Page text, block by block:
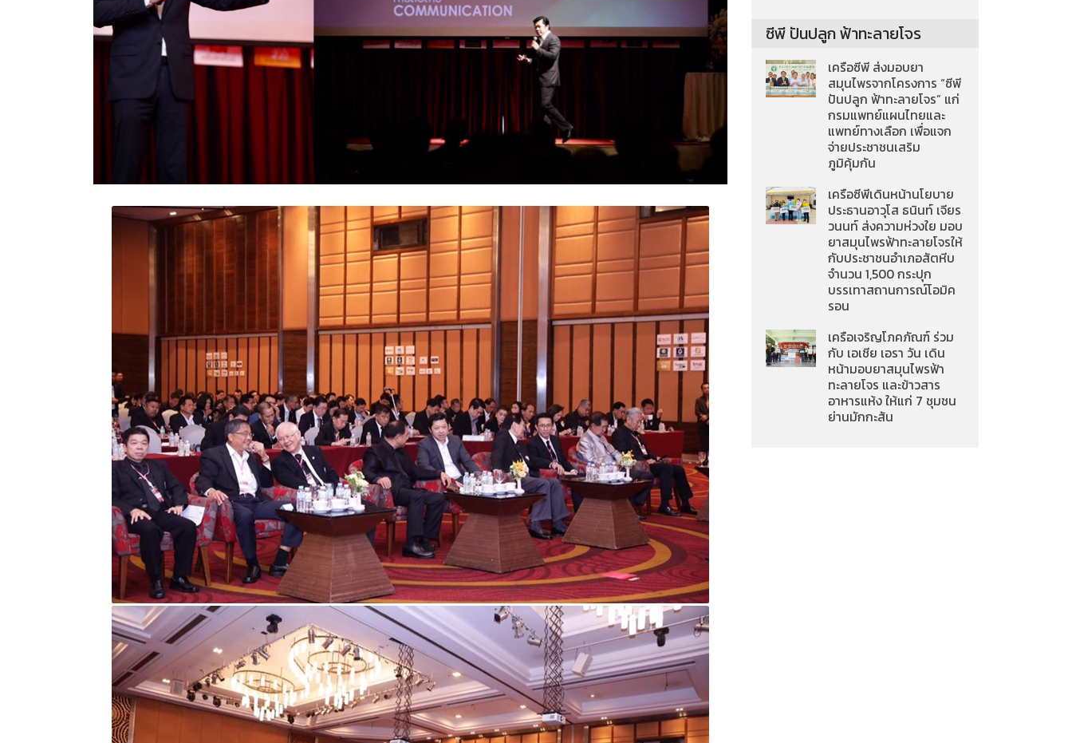
ซีพี ปันปลูก ฟ้าทะลายโจร
เครือซีพี ส่งมอบยา
สมุนไพรจากโครงการ “ซีพี
ปันปลูก ฟ้าทะลายโจร” แก่
กรมแพทย์แผนไทยและ
แพทย์ทางเลือก เพื่อแจก
จ่ายประชาชนเสริม
ภูมิคุ้มกัน
เครือซีพีเดินหน้านโยบาย
ประธานอาวุโส ธนินท์ เจียร
วนนท์ ส่งความห่วงใย มอบ
ยาสมุนไพรฟ้าทะลายโจรให้
กับประชาชนอำเภอสัตหีบ
จำนวน 1,500 กระปุก
บรรเทาสถานการณ์โอมิค
รอน
เครือเจริญโภคภัณฑ์ ร่วม
กับ เอเชีย เอรา วัน เดิน
หน้ามอบยาสมุนไพรฟ้า
ทะลายโจร และข้าวสาร
อาหารแห้ง ให้แก่ 7 ชุมชน
ย่านมักกะสัน